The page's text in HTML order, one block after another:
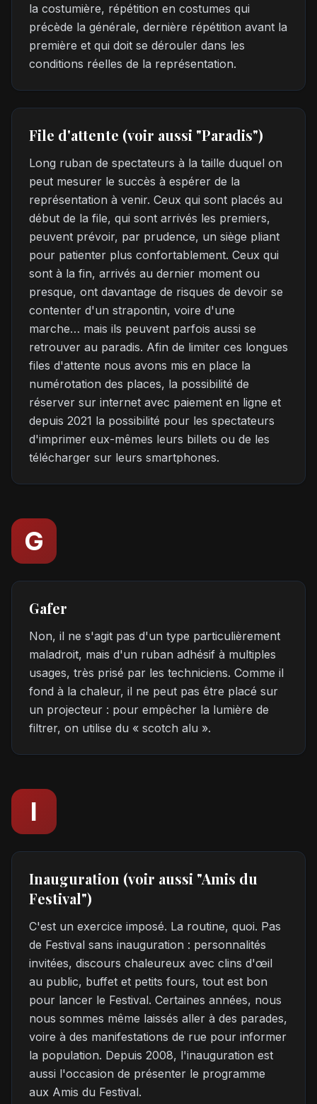
la costumière, répétition en costumes qui
précède la générale, dernière répétition avant la
première et qui doit se dérouler dans les
conditions réelles de la représentation.
File d'attente (voir aussi "Paradis")
Long ruban de spectateurs à la taille duquel on
peut mesurer le succès à espérer de la
représentation à venir. Ceux qui sont placés au
début de la file, qui sont arrivés les premiers,
peuvent prévoir, par prudence, un siège pliant
pour patienter plus confortablement. Ceux qui
sont à la fin, arrivés au dernier moment ou
presque, ont davantage de risques de devoir se
contenter d'un strapontin, voire d'une
marche… mais ils peuvent parfois aussi se
retrouver au paradis. Afin de limiter ces longues
files d'attente nous avons mis en place la
numérotation des places, la possibilité de
réserver sur internet avec paiement en ligne et
depuis 2021 la possibilité pour les spectateurs
d'imprimer eux-mêmes leurs billets ou de les
télécharger sur leurs smartphones.
G
Gafer
Non, il ne s'agit pas d'un type particulièrement
maladroit, mais d'un ruban adhésif à multiples
usages, très prisé par les techniciens. Comme il
fond à la chaleur, il ne peut pas être placé sur
un projecteur : pour empêcher la lumière de
filtrer, on utilise du « scotch alu ».
I
Inauguration (voir aussi "Amis du
Festival")
C'est un exercice imposé. La routine, quoi. Pas
de Festival sans inauguration : personnalités
invitées, discours chaleureux avec clins d'œil
au public, buffet et petits fours, tout est bon
pour lancer le Festival. Certaines années, nous
nous sommes même laissés aller à des parades,
voire à des manifestations de rue pour informer
la population. Depuis 2008, l'inauguration est
aussi l'occasion de présenter le programme
aux Amis du Festival.